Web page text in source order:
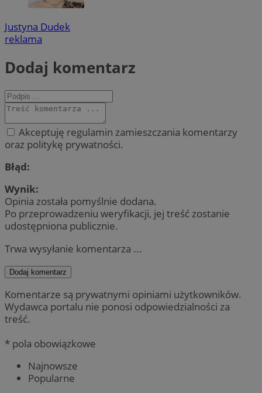
Justyna Dudek
reklama
Dodaj komentarz
Akceptuję regulamin zamieszczania komentarzy
oraz politykę prywatności.
Błąd:
Wynik:
Opinia została pomyślnie dodana.
Po przeprowadzeniu weryfikacji, jej treść zostanie
udostępniona publicznie.
Trwa wysyłanie komentarza ...
Dodaj komentarz
Komentarze są prywatnymi opiniami użytkowników.
Wydawca portalu nie ponosi odpowiedzialności za
treść.
* pola obowiązkowe
Najnowsze
Popularne